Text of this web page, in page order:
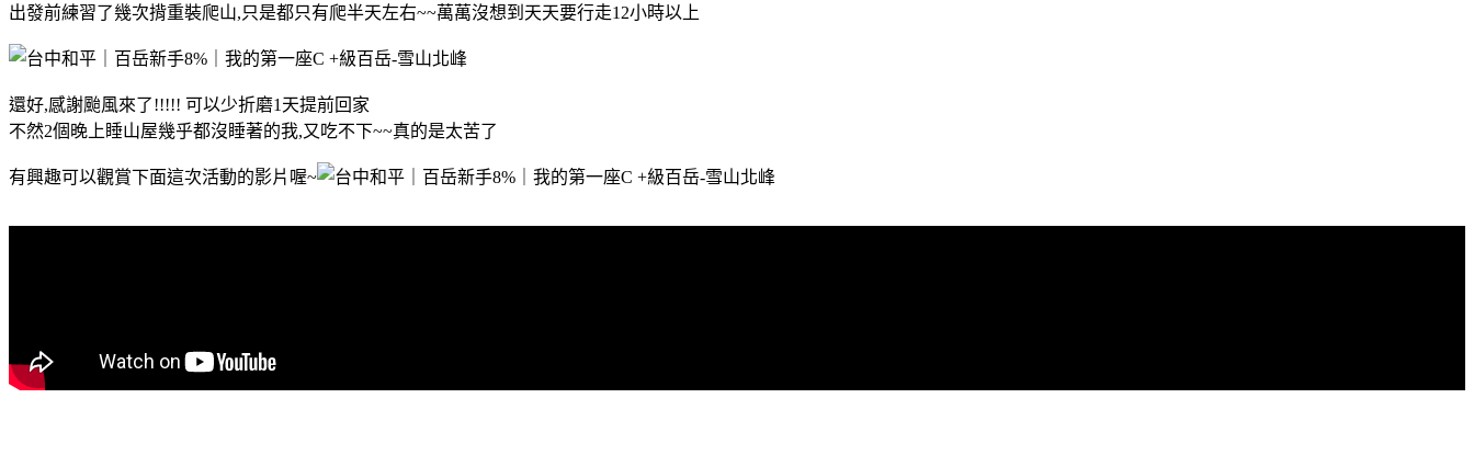
出發前練習了幾次揹重裝爬山,只是都只有爬半天左右~~萬萬沒想到天天要行走12小時以上
還好,感謝颱風來了!!!!! 可以少折磨1天提前回家
不然2個晚上睡山屋幾乎都沒睡著的我,又吃不下~~真的是太苦了
有興趣可以觀賞下面這次活動的影片喔~